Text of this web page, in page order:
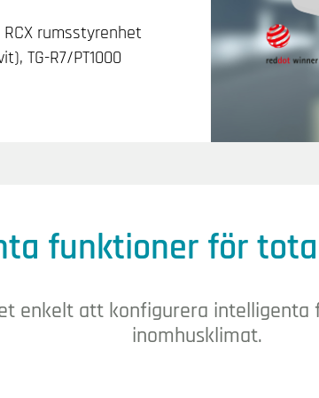
rumsstyrenhet
TG-R7/PT1000
funktioner för
enkelt att konfigurera
inomhusklimat.